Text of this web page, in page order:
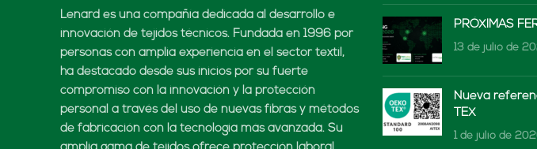
Lenard es una compañía dedicada al desarrollo e
innovación de tejidos técnicos. Fundada en 1996 por
personas con amplia experiencia en el sector textil,
ha destacado desde sus inicios por su fuerte
compromiso con la innovación y la protección
personal a través del uso de nuevas fibras y métodos
de fabricación con la tecnología más avanzada. Su
PRÓXIMAS
13 de julio de
Nueva
TEX
1 de julio de